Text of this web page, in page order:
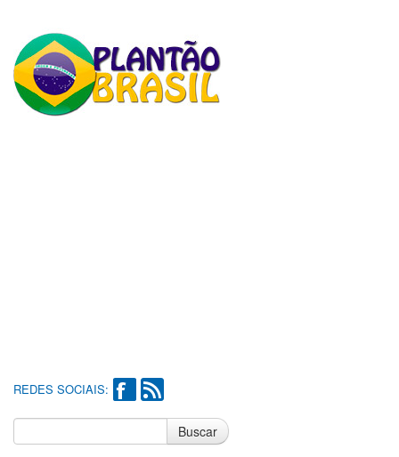
REDES SOCIAIS:
Buscar